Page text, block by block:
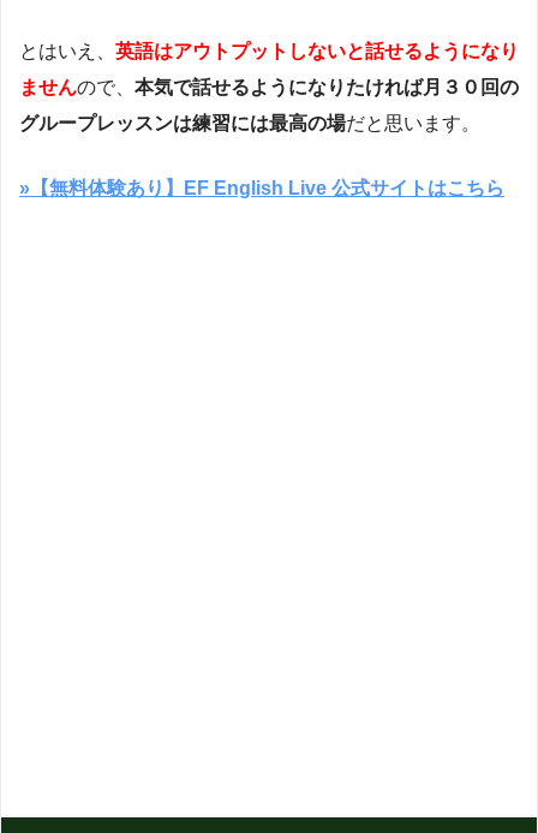
とはいえ、 英語はアウトプットしないと話せるようになり
ませんので、 本気で話せるようになりたければ月３０回の
グループレッスンは練習には最高の場だと思います。
»【無料体験あり】EF English Live 公式サイトはこちら